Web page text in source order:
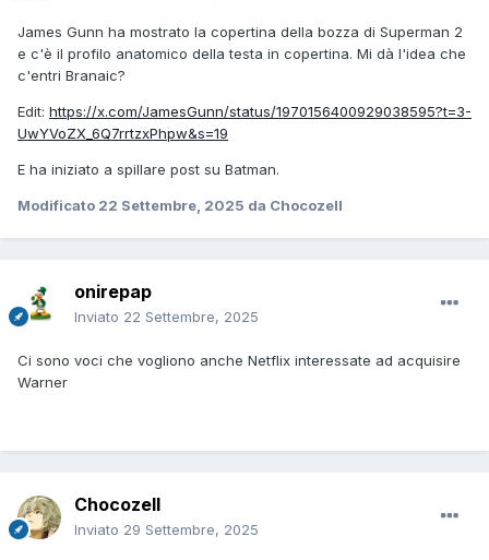
James Gunn ha mostrato la copertina della bozza di Superman 2
e c'è il profilo anatomico della testa in copertina. Mi dà l'idea che
c'entri Branaic?
Edit: https://x.com/JamesGunn/status/1970156400929038595?t=3-
UwYVoZX_6Q7rrtzxPhpw&s=19
E ha iniziato a spillare post su Batman.
Modificato 22 Settembre, 2025 da Chocozell
onirepap
Inviato 22 Settembre, 2025
Ci sono voci che vogliono anche Netflix interessate ad acquisire
Warner
Chocozell
Inviato 29 Settembre, 2025